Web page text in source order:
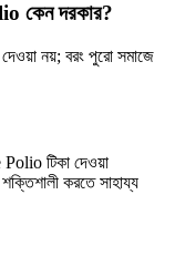
কেন দরকার?
নয়; বরং পুরো সমাজে
Polio টিকা দেওয়া
করতে সাহায্য